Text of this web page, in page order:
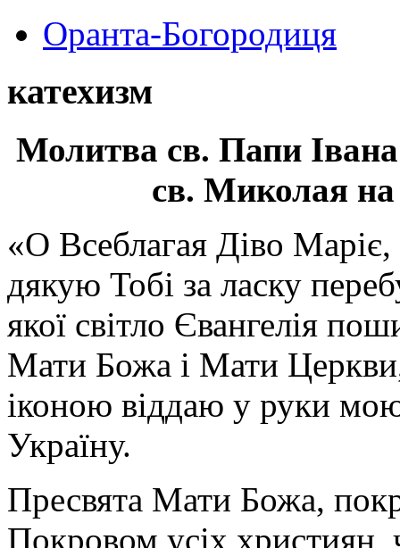
Оранта-Богородиця
катехизм
Молитва св. Папи
св. Миколая на
«О Всеблагая Діво
дякую Тобі за ласку
якої світло Євангелія
Мати Божа і Мати
іконою віддаю у руки
Україну.
Пресвята Мати Божа,
Покровом усіх християн,